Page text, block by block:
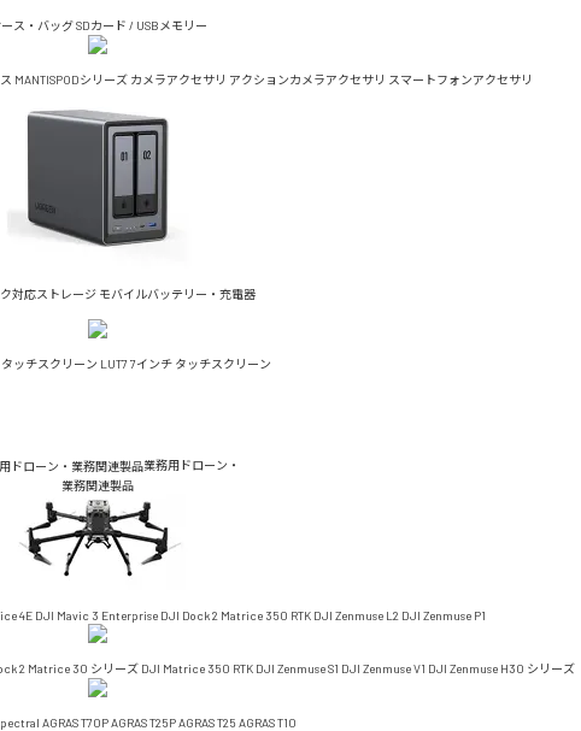
ース・バッグ SDカード / USBメモリー
MANTISPODシリーズ カメラアクセサリ アクションカメラアクセサリ スマートフォンアクセサリ
対応ストレージ モバイルバッテリー・充電器
タッチスクリーン LUT7 7インチ タッチスクリーン
業務用ドローン・
業務関連製品
4E DJI Mavic 3 Enterprise DJI Dock 2 Matrice 350 RTK DJI Zenmuse L2 DJI Zenmuse P1
2 Matrice 30 シリーズ DJI Matrice 350 RTK DJI Zenmuse S1 DJI Zenmuse V1 DJI Zenmuse H30 シリーズ
AGRAS T70P AGRAS T25P AGRAS T25 AGRAS T10